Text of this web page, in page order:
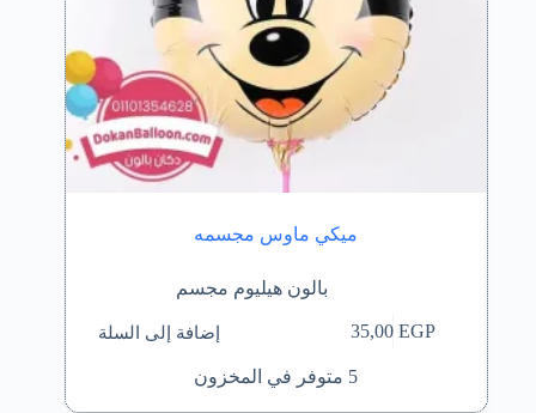
ميكي ماوس مجسمه
بالون هيليوم مجسم
35,00EGP إضافة إلى السلة
5 متوفر في المخزون